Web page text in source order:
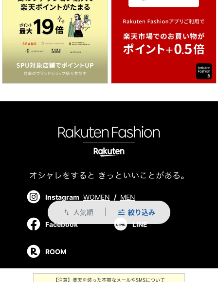
swap_vert 人気順 絞り込み
Instagram WOMEN / MEN
Facebook LINE
ROOM
【注意】楽天を装った不審なメールやSMSについて